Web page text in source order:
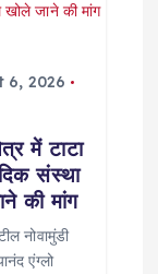
6, 2026
में टाटा
संस्था
की मांग
नोवामुंडी
एंग्लो